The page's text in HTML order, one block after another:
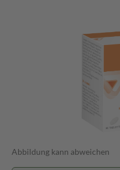
Abbildung kann abweichen